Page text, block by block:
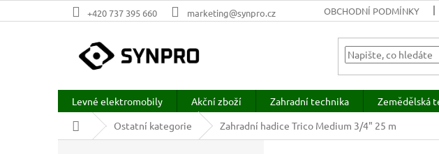
na
+420 737 395 660 marketing@synpro.cz OBCHODNÍ PODMÍNKY
Levné elektromobily Akční zboží Zahradní technika Zemědělská
Domů
Ostatní kategorie Zahradní hadice Trico Medium 3/4" 25 m